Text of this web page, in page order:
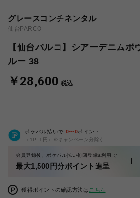
グレースコンチネンタル
仙台PARCO
【仙台パルコ】シアーデニムボ
ルー 38
￥28,600 税込
ポケパル払いで 0〜0ポイント
（1P=1円）※キャンペーン分除く
会員登録後、ポケパル払い初回登録&利用で
最大1,500円分ポイント進呈
獲得ポイントの確認方法は こちら